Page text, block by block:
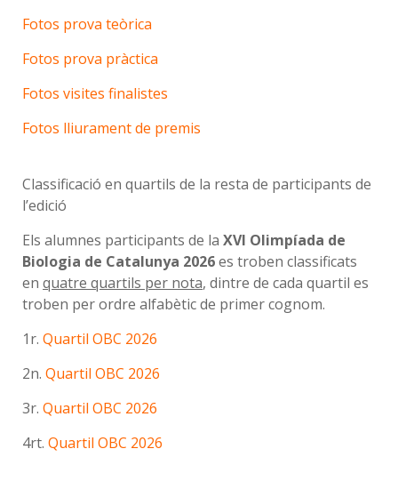
Fotos prova teòrica
Fotos prova pràctica
Fotos visites finalistes
Fotos lliurament de premis
Classificació en quartils de la resta de participants de
l’edició
Els alumnes participants de la XVI Olimpíada de
Biologia de Catalunya 2026es troben classificats
en quatre quartils per nota, dintre de cada quartil es
troben per ordre alfabètic de primer cognom.
1r. Quartil OBC 2026
2n. Quartil OBC 2026
3r. Quartil OBC 2026
4rt. Quartil OBC 2026